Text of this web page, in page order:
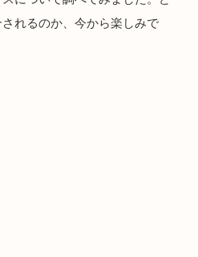
れるのか、今から楽しみで